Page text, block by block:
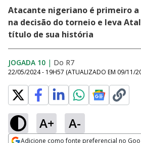
Atacante nigeriano é primeiro
na decisão do torneio e leva
título de sua história
JOGADA 10 | Do R7
22/05/2024 - 19H57 (ATUALIZADO EM 09/11/
A+ A-
Adicione como fonte preferencial no